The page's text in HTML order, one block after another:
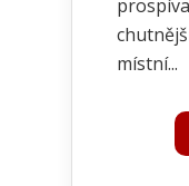
místní...